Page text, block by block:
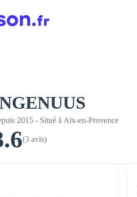
2015 - Situé à Aix-en-Provence
(3 avis)